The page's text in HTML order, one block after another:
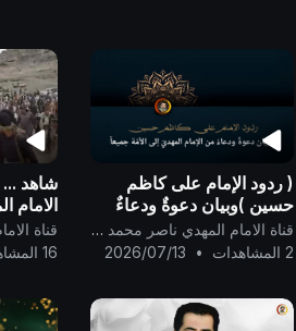
( ردود الإمام على كاظم
حسين )وبيان دعوةٌ ودعاءٌ
من الإمام المهديّ إلى الأمَّة
جميعاً ..
قناة الامام المهدي ناصر محمد اليماني
2 المشاهدات
•
2026/07/13
شاهد ...
الامام
اليماني !
16 المشاهدات